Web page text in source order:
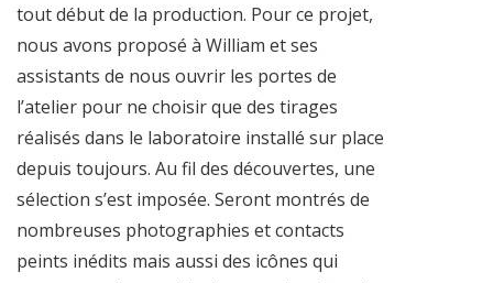
tout début de la production. Pour ce projet,
nous avons proposé à William et ses
assistants de nous ouvrir les portes de
l’atelier pour ne choisir que des tirages
réalisés dans le laboratoire installé sur place
depuis toujours. Au fil des découvertes, une
sélection s’est imposée. Seront montrés de
nombreuses photographies et contacts
peints inédits mais aussi des icônes qui